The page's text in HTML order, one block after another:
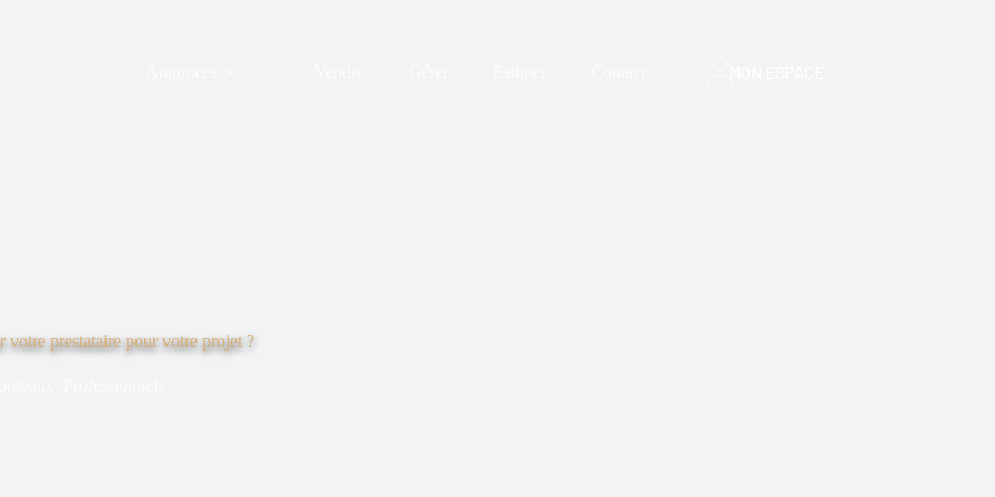
prestataire pour votre projet ?